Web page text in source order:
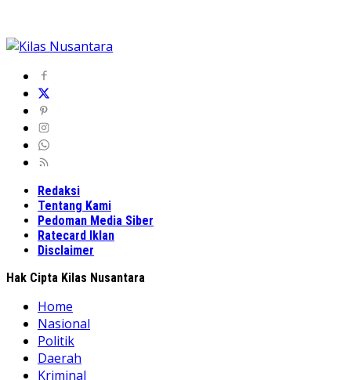
Redaksi
Tentang Kami
Pedoman Media Siber
Ratecard Iklan
Disclaimer
Hak Cipta Kilas Nusantara
Home
Nasional
Politik
Daerah
Kriminal